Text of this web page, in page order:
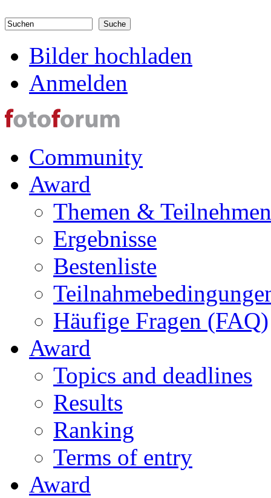
Suchformular
Bilder hochladen
Anmelden
Community
Award
Themen & Teilnehmen
Ergebnisse
Bestenliste
Häufige Fragen (FAQ)
Award
Topics and deadlines
Results
Ranking
Terms of entry
Award